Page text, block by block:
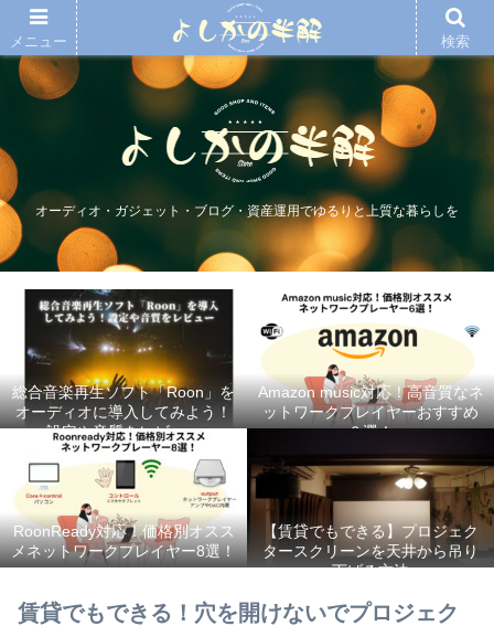
オーディオ・ガジェット・ブログ・資産運用でゆるりと上質な暮らしを
総合音楽再生ソフト「Roon」を
オーディオに導入してみよう！
設定や音質をレビュー
Amazon music対応！高音質なネ
ットワークプレイヤーおすすめ
６選！
RoonReady対応！価格別オスス
メネットワークプレイヤー8選！
【賃貸でもできる】プロジェク
タースクリーンを天井から吊り
下げる方法
賃貸でもできる！穴を開けないでプロジェク
メニュー 検索